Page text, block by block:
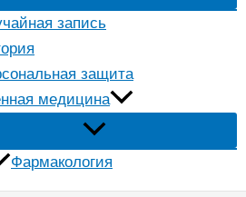
запись
защита
медицина
Фармакология